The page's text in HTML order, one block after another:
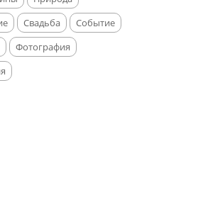
Свадьба
Событие
Фотография